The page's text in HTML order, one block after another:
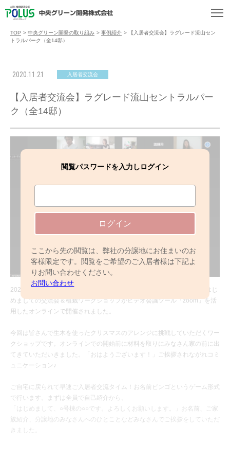
TOP > 中央グリーン開発の取り組み > 事例紹介 >
【入居者交流会】ラグレード流山セン
トラルパーク（全14邸）
2020.11.21 入居者交流会
【入居者交流会】ラグレード流山セントラルパー
ク（全14邸）
閲覧パスワードを入力しログイン
ログイン
ここから先の閲覧は、弊社の分譲地にお住まいのお
客様限定です。閲覧をご希望のご入居者様は下記よ
りお問い合わせください。
お問い合わせ
2020年11月21日（土）、「ラグレード流山セントラルパーク」にて、はじ
めましての交流会＆植栽ワークショップがビデオ会議ツール「zoom」を活
用したオンラインで開催されました。
今回は皆さんで生木を使ったクリスマスのアレンジに挑戦していただくワー
クショップです。オンラインでの開始前に材料を取りにみなさん家の前に出
てきていただいきました。「おはようございます！」ご挨拶されながれコミ
ュニケーション♪
ご自宅に戻られて早速ご入居者交流タイム！お名前ビンゴというゲーム形式
で行います。まずは全員で自己紹介から。
「はじめまして、○号棟の○○です。よろしくお願いします。」お名前、ご家
族紹介、分譲地のみなさんへのひとことなどみなさんでご挨拶をしていただ
きました。